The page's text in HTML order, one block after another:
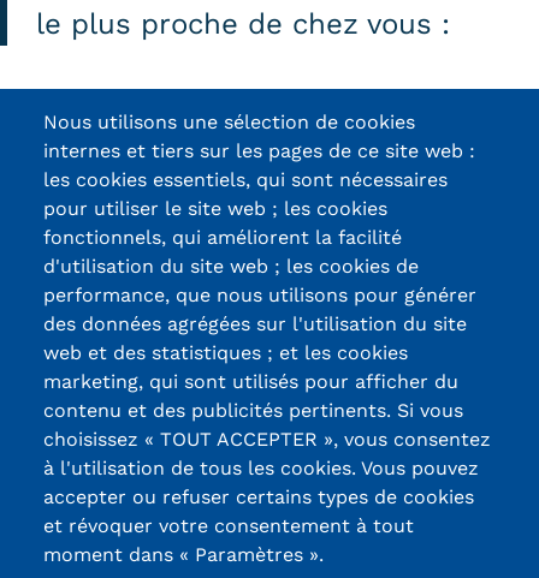
le plus proche de chez vous :
Contactez nos centres
Contactez-nous
13, Rue Ernest
Thierry-Mieg
90010 BELFORT
Cedex
03 84 58 33 10
Certifications /
Labels qualité
Nous utilisons une sélection de cookies
internes et tiers sur les pages de ce site web :
les cookies essentiels, qui sont nécessaires
pour utiliser le site web ; les cookies
fonctionnels, qui améliorent la facilité
d'utilisation du site web ; les cookies de
performance, que nous utilisons pour générer
des données agrégées sur l'utilisation du site
web et des statistiques ; et les cookies
marketing, qui sont utilisés pour afficher du
contenu et des publicités pertinents. Si vous
choisissez « TOUT ACCEPTER », vous consentez
à l'utilisation de tous les cookies. Vous pouvez
accepter ou refuser certains types de cookies
et révoquer votre consentement à tout
moment dans « Paramètres ».